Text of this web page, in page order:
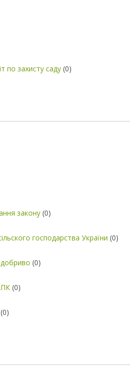
по захисту саду (0)
закону (0)
господарства України (0)
(0)
(0)
(0)